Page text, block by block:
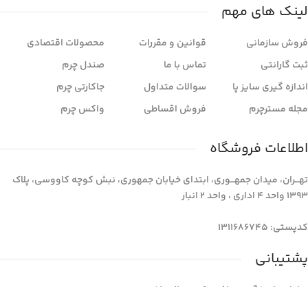
لینک های مهم
فروش سازمانی
ثبت گارانتی
اندازه گیری سایز پا
مجله مسترچرم
قوانین و مقررات
تماس با ما
سوالات متداول
فروش اقساطی
محصولات اقتصادی
صندل چرم
جاکارتی چرم
واکس چرم
اطلاعات فروشگاه
تهـــران، میدان جمهـــوری، ابتدای خیابان جمهوری، نبش کوچه کاووسی، پلاک
1393 واحد 4 اداری ، واحد 2 انبار
کدپستی: 1311686745
پشتیبانی